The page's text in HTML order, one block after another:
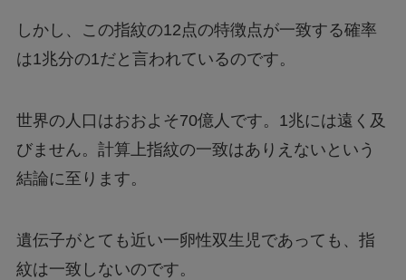
しかし、この指紋の12点の特徴点が一致する確率
は1兆分の1だと言われているのです。
世界の人口はおおよそ70億人です。1兆には遠く及
びません。計算上指紋の一致はありえないという
結論に至ります。
遺伝子がとても近い一卵性双生児であっても、指
紋は一致しないのです。